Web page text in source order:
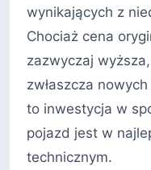
wynikających z
Chociaż cena
zazwyczaj
zwłaszcza
to inwestycja w
pojazd jest w
technicznym.